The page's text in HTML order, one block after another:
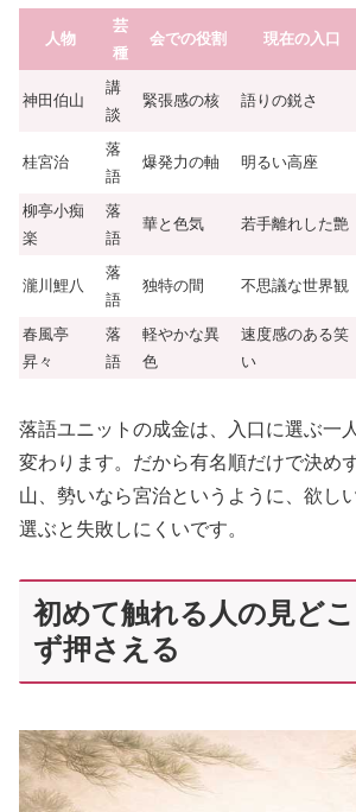
人物
芸
種
会での役割 現在の入口
神田伯山
講
談
緊張感の核 語りの鋭さ
桂宮治
落
語
爆発力の軸 明るい高座
柳亭小痴
楽
落
語
華と色気 若手離れした艶
瀧川鯉八
落
語
独特の間 不思議な世界観
春風亭
昇々
落
語
軽やかな異
色
速度感のある笑
い
落語ユニットの成金は、入口に選ぶ一
変わります。だから有名順だけで決め
山、勢いなら宮治というように、欲し
選ぶと失敗しにくいです。
初めて触れる人の見ど
ず押さえる